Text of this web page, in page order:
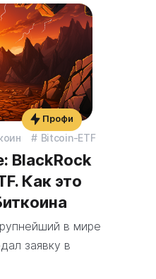
Bitcoin-ETF
BlackRock
Как это
в мире
заявку в
Профи